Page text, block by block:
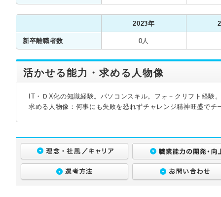
2023年
新卒離職者数 0人
活かせる能力・求める人物像
IT・ＤX化の知識経験。パソコンスキル。フォ－クリフト経験
求める人物像：何事にも失敗を恐れずチャレンジ精神旺盛でチ